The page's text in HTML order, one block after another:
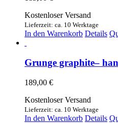
Kostenloser Versand
Lieferzeit: ca. 10 Werktage
In den Warenkorb Details
Grunge graphite–
189,00 €
Kostenloser Versand
Lieferzeit: ca. 10 Werktage
In den Warenkorb Details